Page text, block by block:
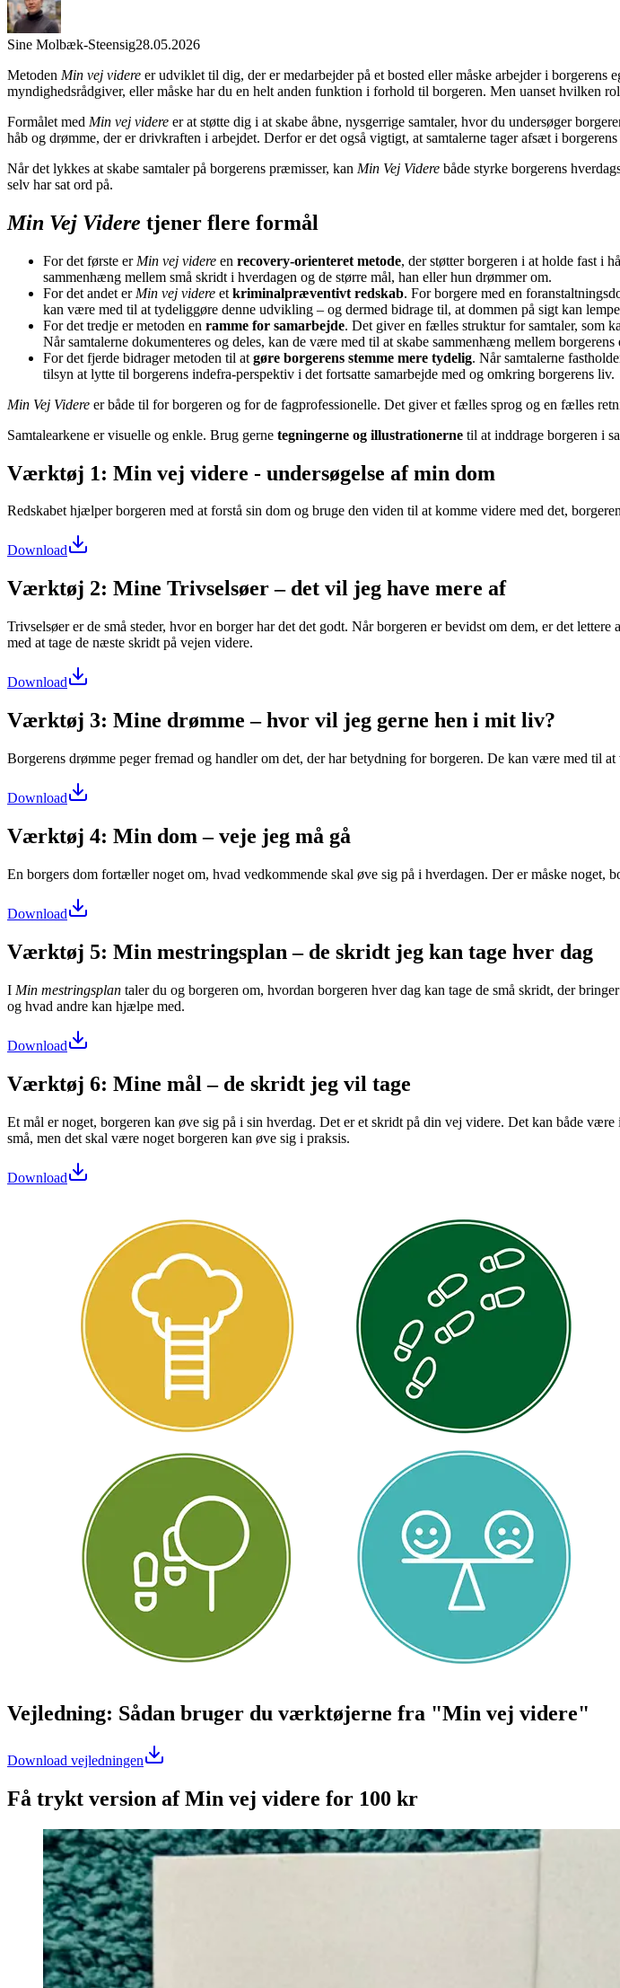
Sine Molbæk-Steensig28.05.2026
Metoden Min vej videre er udviklet til dig, der er medarbejder på et bosted eller måske arbejder i
myndighedsrådgiver, eller måske har du en helt anden funktion i forhold til borgeren. Men uanset hvilken
Formålet med Min vej videre er at støtte dig i at skabe åbne, nysgerrige samtaler, hvor du undersøger
håb og drømme, der er drivkraften i arbejdet. Derfor er det også vigtigt, at samtalerne tager afsæt i
Når det lykkes at skabe samtaler på borgerens præmisser, kan Min Vej Videre både styrke borgerens
selv har sat ord på.
Min Vej Videre tjener flere formål
For det første er Min vej videre en recovery-orienteret metode, der støtter borgeren i at holde fast i
sammenhæng mellem små skridt i hverdagen og de større mål, han eller hun drømmer om.
For det andet er Min vej videre et kriminalpræventivt redskab. For borgere med en
kan være med til at tydeliggøre denne udvikling – og dermed bidrage til, at dommen på sigt kan
For det tredje er metoden en ramme for samarbejde. Det giver en fælles struktur for samtaler, som
Når samtalerne dokumenteres og deles, kan de være med til at skabe sammenhæng mellem
For det fjerde bidrager metoden til at gøre borgerens stemme mere tydelig. Når samtalerne
tilsyn at lytte til borgerens indefra-perspektiv i det fortsatte samarbejde med og omkring borgerens liv.
Min Vej Videre er både til for borgeren og for de fagprofessionelle. Det giver et fælles sprog og en fælles
Samtalearkene er visuelle og enkle. Brug gerne tegningerne og illustrationerne til at inddrage borgeren i
Værktøj 1: Min vej videre - undersøgelse af min dom
Redskabet hjælper borgeren med at forstå sin dom og bruge den viden til at komme videre med det,
Download
Værktøj 2: Mine Trivselsøer – det vil jeg have mere af
Trivselsøer er de små steder, hvor en borger har det det godt. Når borgeren er bevidst om dem, er det
med at tage de næste skridt på vejen videre.
Download
Værktøj 3: Mine drømme – hvor vil jeg gerne hen i mit liv?
Borgerens drømme peger fremad og handler om det, der har betydning for borgeren. De kan være med til at
Download
Værktøj 4: Min dom – veje jeg må gå
En borgers dom fortæller noget om, hvad vedkommende skal øve sig på i hverdagen. Der er måske noget,
Download
Værktøj 5: Min mestringsplan – de skridt jeg kan tage hver dag
I Min mestringsplan taler du og borgeren om, hvordan borgeren hver dag kan tage de små skridt, der
og hvad andre kan hjælpe med.
Download
Værktøj 6: Mine mål – de skridt jeg vil tage
Et mål er noget, borgeren kan øve sig på i sin hverdag. Det er et skridt på din vej videre. Det kan både
små, men det skal være noget borgeren kan øve sig i praksis.
Download
Vejledning: Sådan bruger du værktøjerne fra "Min vej videre"
Download vejledningen
Få trykt version af Min vej videre for 100 kr